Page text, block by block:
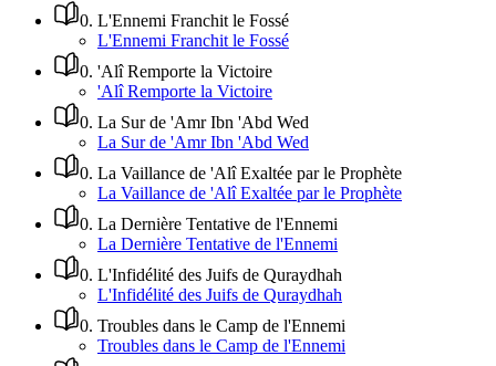
0. L'Ennemi Franchit le Fossé
L'Ennemi Franchit le Fossé
0. 'Alî Remporte la Victoire
'Alî Remporte la Victoire
0. La Sur de 'Amr Ibn 'Abd Wed
La Sur de 'Amr Ibn 'Abd Wed
0. La Vaillance de 'Alî Exaltée par le Prophète
La Vaillance de 'Alî Exaltée par le Prophète
0. La Dernière Tentative de l'Ennemi
La Dernière Tentative de l'Ennemi
0. L'Infidélité des Juifs de Quraydhah
L'Infidélité des Juifs de Quraydhah
0. Troubles dans le Camp de l'Ennemi
Troubles dans le Camp de l'Ennemi